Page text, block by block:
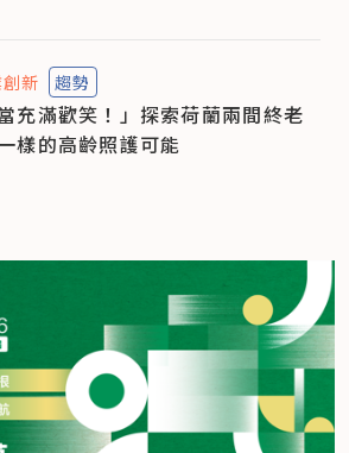
新 趨勢
充滿歡笑！」探索荷蘭兩間終老
樣的高齡照護可能